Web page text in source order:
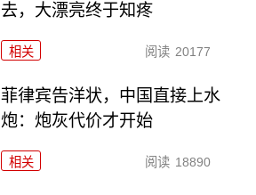
去，大漂亮终于知疼
相关 阅读 20177
菲律宾告洋状，中国直接上水
炮：炮灰代价才开始
相关 阅读 18890